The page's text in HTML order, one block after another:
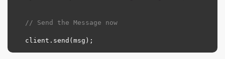
// Send the Message now
client.send(msg);